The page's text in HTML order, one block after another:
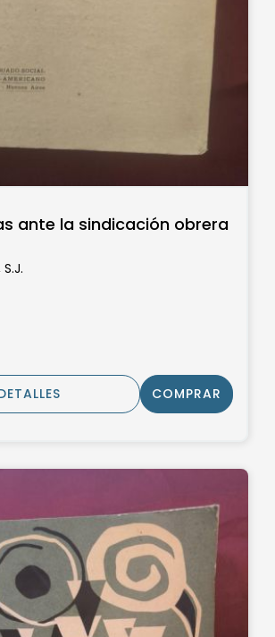
ante la sindicación obrera
COMPRAR